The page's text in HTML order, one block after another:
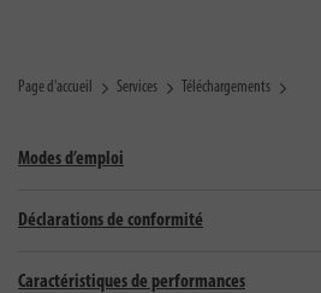
Page d'accueil Services Téléchargements
Modes d’emploi
Déclarations de conformité
Caractéristiques de performances